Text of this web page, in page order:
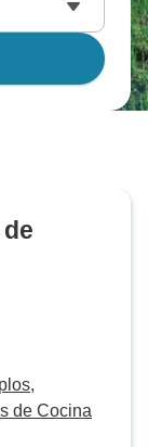
de Cocina